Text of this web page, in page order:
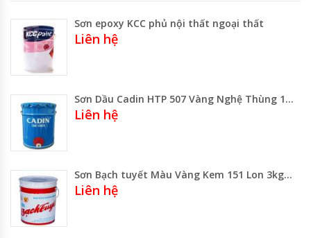
Sơn epoxy KCC phủ nội thất ngoại thất
Liên hệ
Sơn Dầu Cadin HTP 507 Vàng Nghệ Thùng 17.75 lít Thùng 3 Lít
Liên hệ
Sơn Bạch tuyết Màu Vàng Kem 151 Lon 3kg -Thùng 16 kg Gía Rẻ Gía Sỉ
Liên hệ